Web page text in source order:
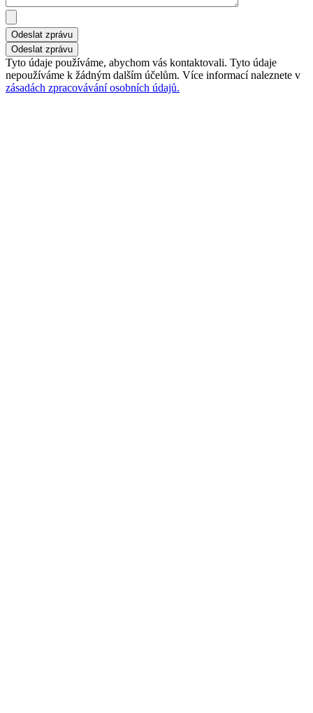
Odeslat zprávu
Tyto údaje používáme, abychom vás kontaktovali. Tyto údaje
nepoužíváme k žádným dalším účelům. Více informací naleznete v
zásadách zpracovávání osobních údajů.